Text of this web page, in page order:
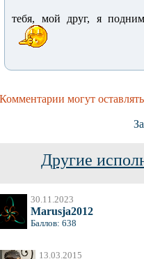
тебя, мой друг, я
Комментарии могут
Другие
30.11.2023
Marusja2012
Баллов: 638
13.03.2015